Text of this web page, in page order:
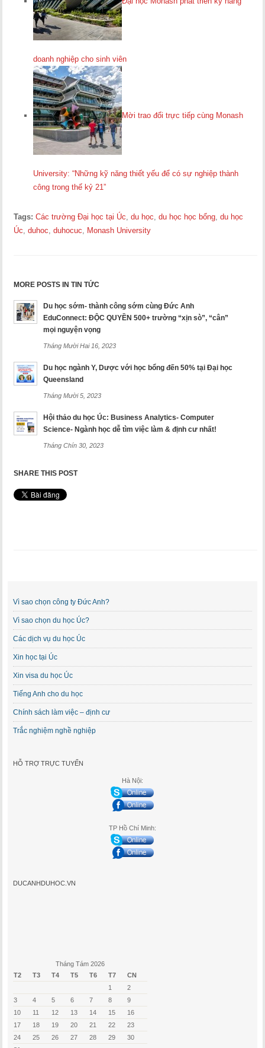
doanh nghiệp cho sinh viên
Mời trao đổi trực tiếp cùng Monash
University: “Những kỹ năng thiết yếu để có sự nghiệp thành
công trong thế kỷ 21”
Tags: Các trường Đại học tại Úc ,du học ,du học học bổng ,du học
Úc ,duhoc ,duhocuc Monash University
MORE POSTS IN TIN TỨC
Du học sớm- thành công sớm cùng Đức Anh
EduConnect: ĐỘC QUYỀN 500+ trường “xịn sò”, “cân”
mọi nguyện vọng
Tháng Mười Hai 16, 2023
Du học ngành Y, Dược với học bổng đến 50% tại Đại học
Queensland
Tháng Mười 5, 2023
Hội thảo du học Úc: Business Analytics- Computer
Science- Ngành học dễ tìm việc làm & định cư nhất!
Tháng Chín 30, 2023
SHARE THIS POST
Vì sao chọn công ty Đức Anh?
Vì sao chọn du học Úc?
Các dịch vụ du học Úc
Xin học tại Úc
Xin visa du học Úc
Tiếng Anh cho du học
Chính sách làm việc – định cư
Trắc nghiệm nghề nghiệp
HỖ TRỢ TRỰC TUYẾN
Hà Nội:
TP Hồ Chí Minh:
DUCANHDUHOC.VN
Tháng Tám 2026
T2
T3 T4 T5 T6 T7 CN
1
2
3
4 5 6 7 8
9
10
11 12 13 14 15
16
17
18 19 20 21 22
23
24
25 26 27 28 29
30